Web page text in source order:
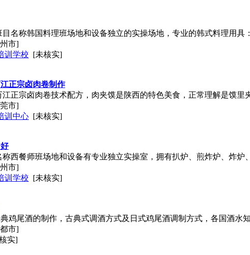
目名称韩国料理班场地和设备独立的实操场地，专业的韩式料理用
市]
训学校 [未核实]
正宗卤肉卷制作
正宗卤肉卷技术配方，肉夹馍是陕西的特色美食，正常理解是馍里
市]
训中心 [未核实]
西餐师班场地和设备有专业独立实操室，拥有扒炉、煎炸炉、炸炉
市]
训学校 [未核实]
鸡尾酒的制作，古典式调酒方式及日式鸡尾酒调制方式，各国酒水
市]
实]